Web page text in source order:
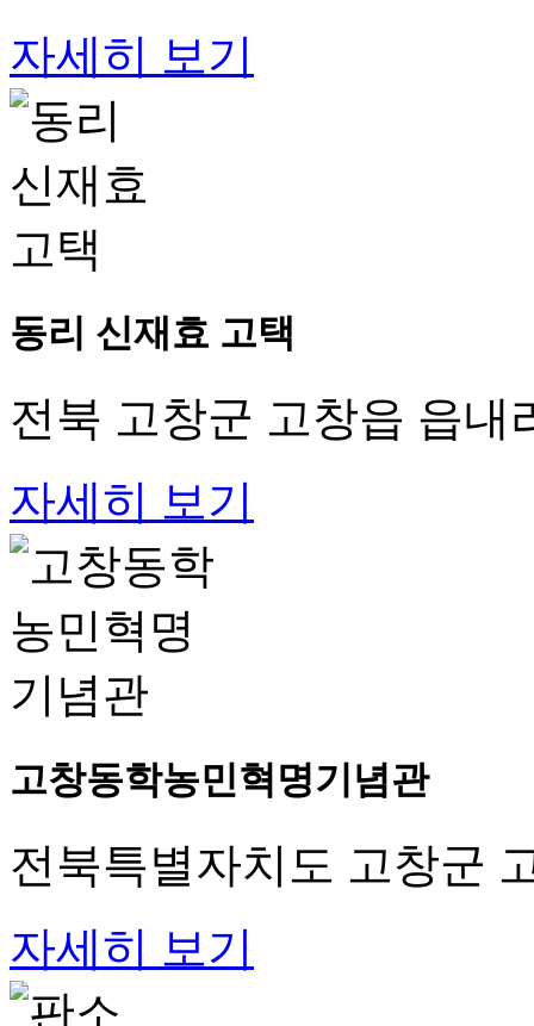
자세히 보기
동리 신재효 고택
전북 고창군 고창읍 읍내
자세히 보기
고창동학농민혁명기념관
전북특별자치도 고창군
자세히 보기